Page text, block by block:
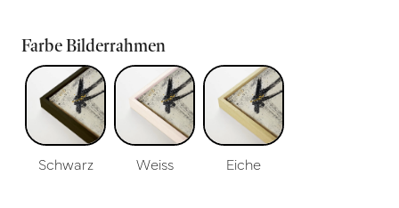
Farbe Bilderrahmen
Schwarz Weiss Eiche